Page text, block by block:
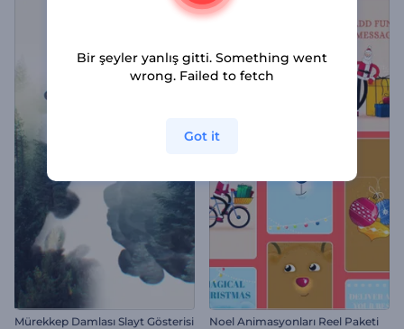
Mürekkep Damlası Slayt Gösterisi Noel Animasyonları Reel Paketi
Bir şeyler yanlış gitti. Something went
wrong. Failed to fetch
Got it